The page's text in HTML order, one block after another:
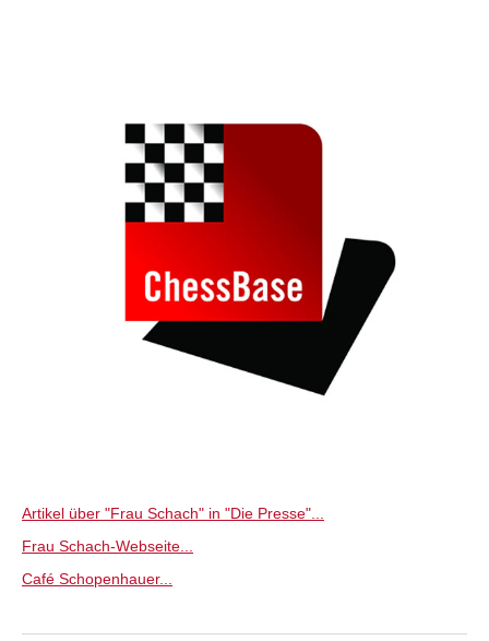
Artikel über "Frau Schach" in "Die Presse"...
Frau Schach-Webseite...
Café Schopenhauer...